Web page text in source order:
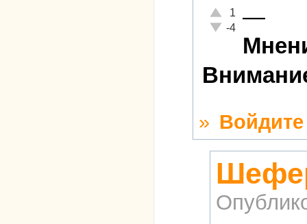
Отлично!
1
Неадекватно!
-4 —
» Войдите